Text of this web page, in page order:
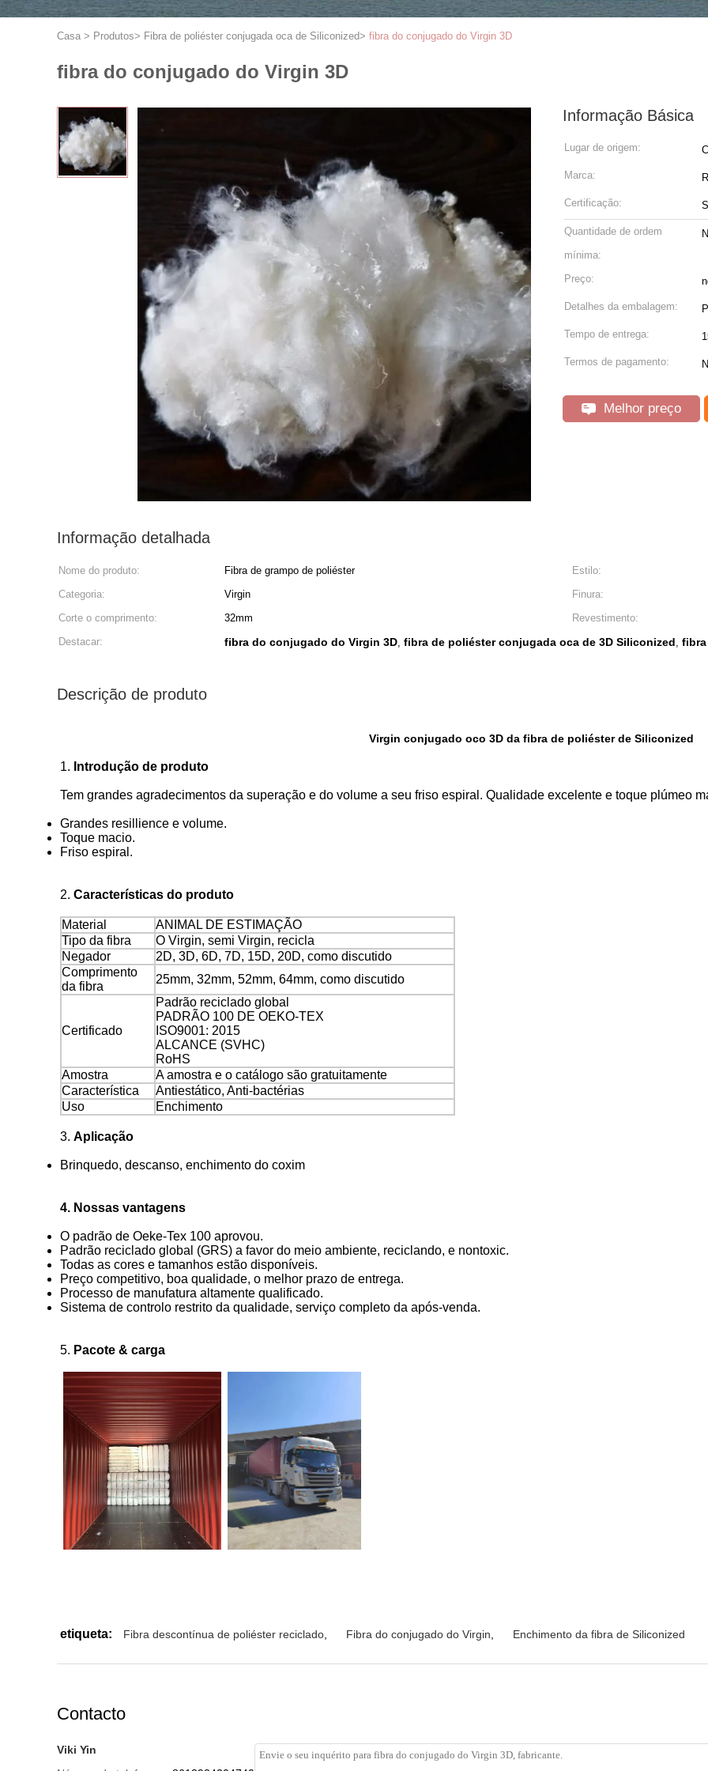
Casa > Produtos> Fibra de poliéster conjugada oca de Siliconized> fibra do conjugado do Virgin 3D
fibra do conjugado do Virgin 3D
Informação Básica
Lugar de origem:
Marca:
Certificação:
Quantidade de ordem
mínima:
Preço:
Detalhes da embalagem:
Tempo de entrega:
Termos de pagamento:
Melhor preço
Informação detalhada
Nome do produto: Fibra de grampo de poliéster Estilo:
Categoria:
Virgin Finura:
Corte o comprimento:
32mm Revestimento:
Destacar:
fibra do conjugado do Virgin 3D, fibra de poliéster conjugada oca de 3D Siliconized,
Descrição de produto
Virgin conjugado oco 3D da fibra de poliéster de Siliconized
1. Introdução de produto
Tem grandes agradecimentos da superação e do volume a seu friso espiral. Qualidade excelente e toque plúmeo
Grandes resillience e volume.
Toque macio.
Friso espiral.
2. Características do produto
Material
ANIMAL DE ESTIMAÇÃO
Tipo da fibra
O Virgin, semi Virgin, recicla
Negador
2D, 3D, 6D, 7D, 15D, 20D, como discutido
Comprimento
da fibra
25mm, 32mm, 52mm, 64mm, como discutido
Certificado
Padrão reciclado global
PADRÃO 100 DE OEKO-TEX
ISO9001: 2015
ALCANCE (SVHC)
RoHS
Amostra
A amostra e o catálogo são gratuitamente
Característica
Antiestático, Anti-bactérias
Uso
Enchimento
3. Aplicação
Brinquedo, descanso, enchimento do coxim
4. Nossas vantagens
O padrão de Oeke-Tex 100 aprovou.
Padrão reciclado global (GRS) a favor do meio ambiente, reciclando, e nontoxic.
Todas as cores e tamanhos estão disponíveis.
Preço competitivo, boa qualidade, o melhor prazo de entrega.
Processo de manufatura altamente qualificado.
Sistema de controlo restrito da qualidade, serviço completo da após-venda.
5. Pacote & carga
etiqueta: Fibra descontínua de poliéster reciclado Fibra do conjugado do Virgin Enchimento da fibra de Siliconized
Contacto
Viki Yin